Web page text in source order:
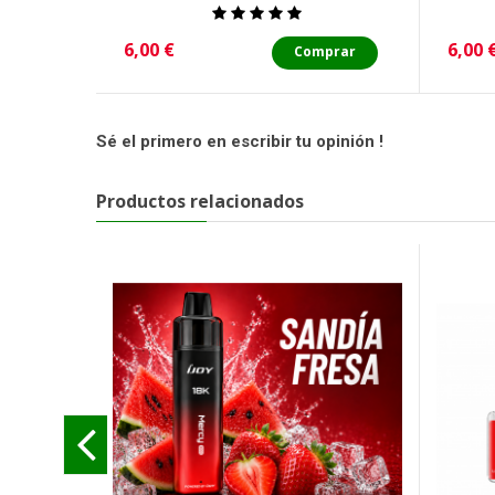
Precio
6,00 € Comprar 6,00
Sé el primero en escribir tu opinión !
Productos relacionados